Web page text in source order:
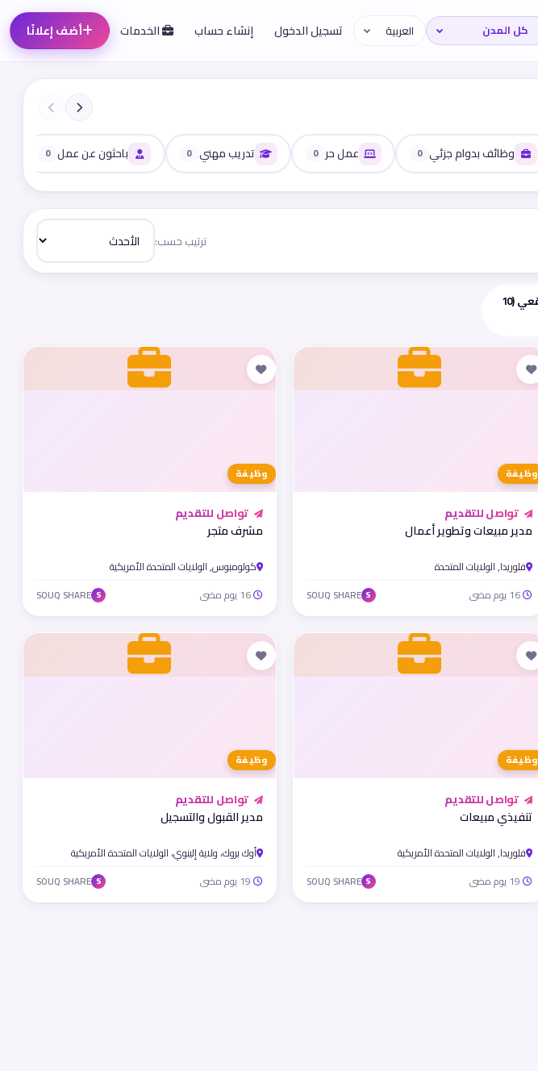
تسجيل الدخول إنشاء حساب الخدمات أضف إعلانًا
وظائف بدوام جزئي 0 عمل حر 0 تدريب مهني 0 باحثون عن عمل 0
ترتيب حسب:
استخدم موقعي (10
وظيفة
تواصل للتقديم
مدير مبيعات وتطوير أعمال
فلوريدا, الولايات المتحدة
16 يوم مضى
S
SOUQ SHARE
وظيفة
تواصل للتقديم
مشرف متجر
كولومبوس, الولايات المتحدة الأمريكية
16 يوم مضى
S
SOUQ SHARE
وظيفة
تواصل للتقديم
تنفيذي مبيعات
فلوريدا, الولايات المتحدة الأمريكية
19 يوم مضى
S
SOUQ SHARE
وظيفة
تواصل للتقديم
مدير القبول والتسجيل
أوك بروك، ولاية إلينوي، الولايات المتحدة الأمريكية
S
SOUQ SHARE